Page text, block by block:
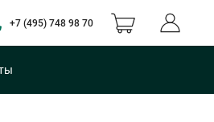
+7 (495) 748 98 70